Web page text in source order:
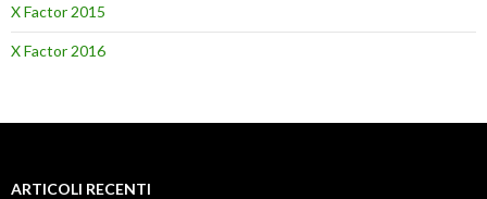
X Factor 2015
X Factor 2016
ARTICOLI RECENTI